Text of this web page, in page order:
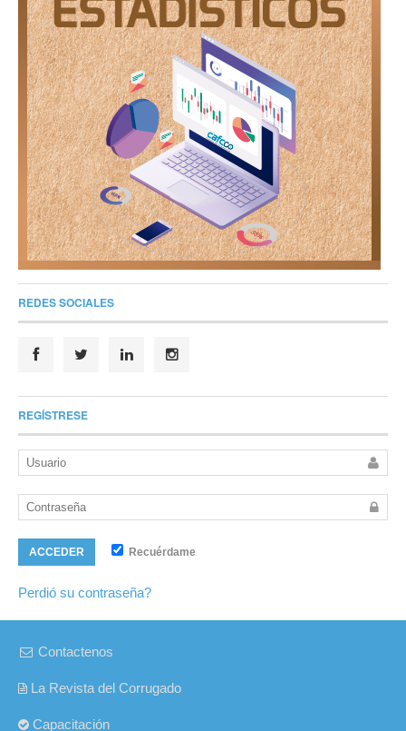
REDES SOCIALES
REGÍSTRESE
ACCEDER Recuérdame
Perdió su contraseña?
Contactenos
La Revista del Corrugado
Capacitación